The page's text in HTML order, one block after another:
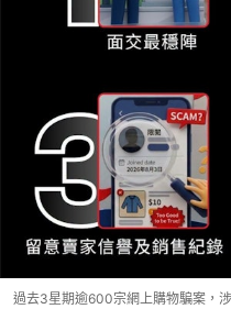
過去3星期逾600宗網上購物騙案，